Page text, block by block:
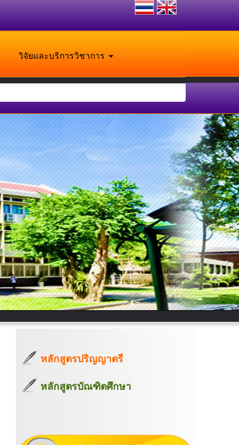
วิจัยและบริการวิชาการ
หลักสูตรปริญญาตรี
หลักสูตรบัณฑิตศึกษา